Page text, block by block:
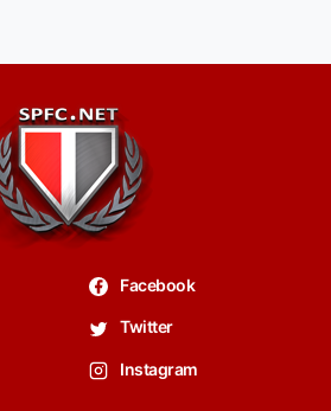
Facebook
Twitter
Instagram